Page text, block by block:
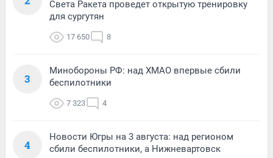
Света Ракета проведет открытую тренировку
для сургутян
17 650 8
3
Минобороны РФ: над ХМАО впервые сбили
беспилотники
7 323 4
4
Новости Югры на 3 августа: над регионом
сбили беспилотники, а Нижневартовск